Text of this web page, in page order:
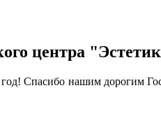
центра
Спасибо нашим дорогим